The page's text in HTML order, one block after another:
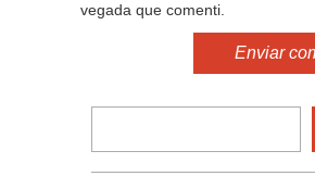
vegada que comenti.